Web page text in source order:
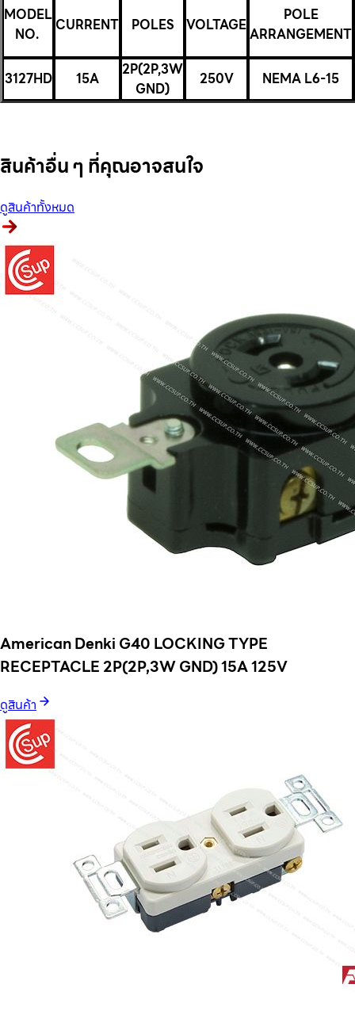
MODEL
NO.
CURRENT POLES VOLTAGE
POLE
ARRANGEMENT
3127HD 15A
2P(2P,3W
GND)
250V NEMA L6-15
สินค้าอื่น ๆ ที่คุณอาจสนใจ
ดูสินค้าทั้งหมด
American Denki G40 LOCKING TYPE
RECEPTACLE 2P(2P,3W GND) 15A 125V
ดูสินค้า